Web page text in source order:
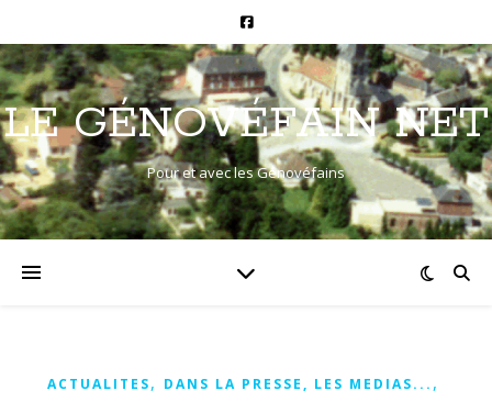
LE GÉNOVÉFAIN NET
Pour et avec les Génovéfains
ACTUALITES, DANS LA PRESSE, LES MEDIAS... ,